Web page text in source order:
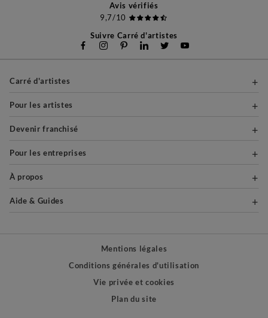
Avis vérifiés
9,7/10
Suivre Carré d'artistes
Carré d'artistes
Pour les artistes
Devenir franchisé
Pour les entreprises
À propos
Aide & Guides
Mentions légales
Conditions générales d'utilisation
Vie privée et cookies
Plan du site